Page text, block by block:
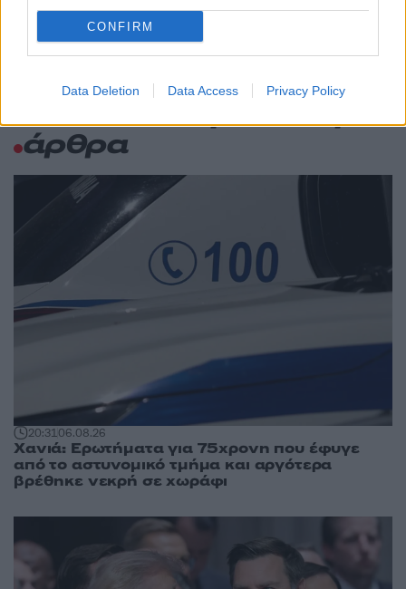
CONFIRM
Data Deletion Data Access Privacy Policy
Ξεκίνησε η αυτοψία στα καμένα σπίτια
άρθρα
20:3106.08.26
Χανιά: Ερωτήματα για 75χρονη που έφυγε
από το αστυνομικό τμήμα και αργότερα
βρέθηκε νεκρή σε χωράφι